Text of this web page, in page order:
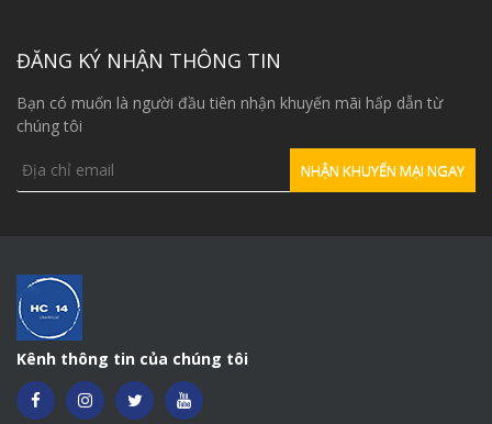
– Nó được sử dụng để rửa kim loại trong các hệ thống
– Nó còn được sử dụng như tác nhân rửa khuôn trong
– Zn Stearate được dùng trong lưu hóa cao su.
ngăn không cho nguyên liệu dính vào máy móc sản xuất.
– Hóa chất này còn được dùng trong công nghiệp sơn
như một chất chống lắng.
– Được sử dụng để chà nhám trong lớp phủ gỗ.
– Nó cũng được dùng như chất xúc tác chuyển pha cho
ĐĂNG KÝ NHẬN THÔNG TIN
Bạn có muốn là người đầu tiên nhận khuyến mãi hấp dẫn từ
chúng tôi
Kênh thông tin của chúng tôi